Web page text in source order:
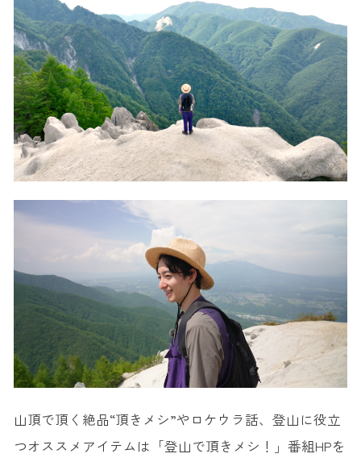
山頂で頂く絶品“頂きメシ”やロケウラ話、登山に役立
つオススメアイテムは「登山で頂きメシ！」番組HPを